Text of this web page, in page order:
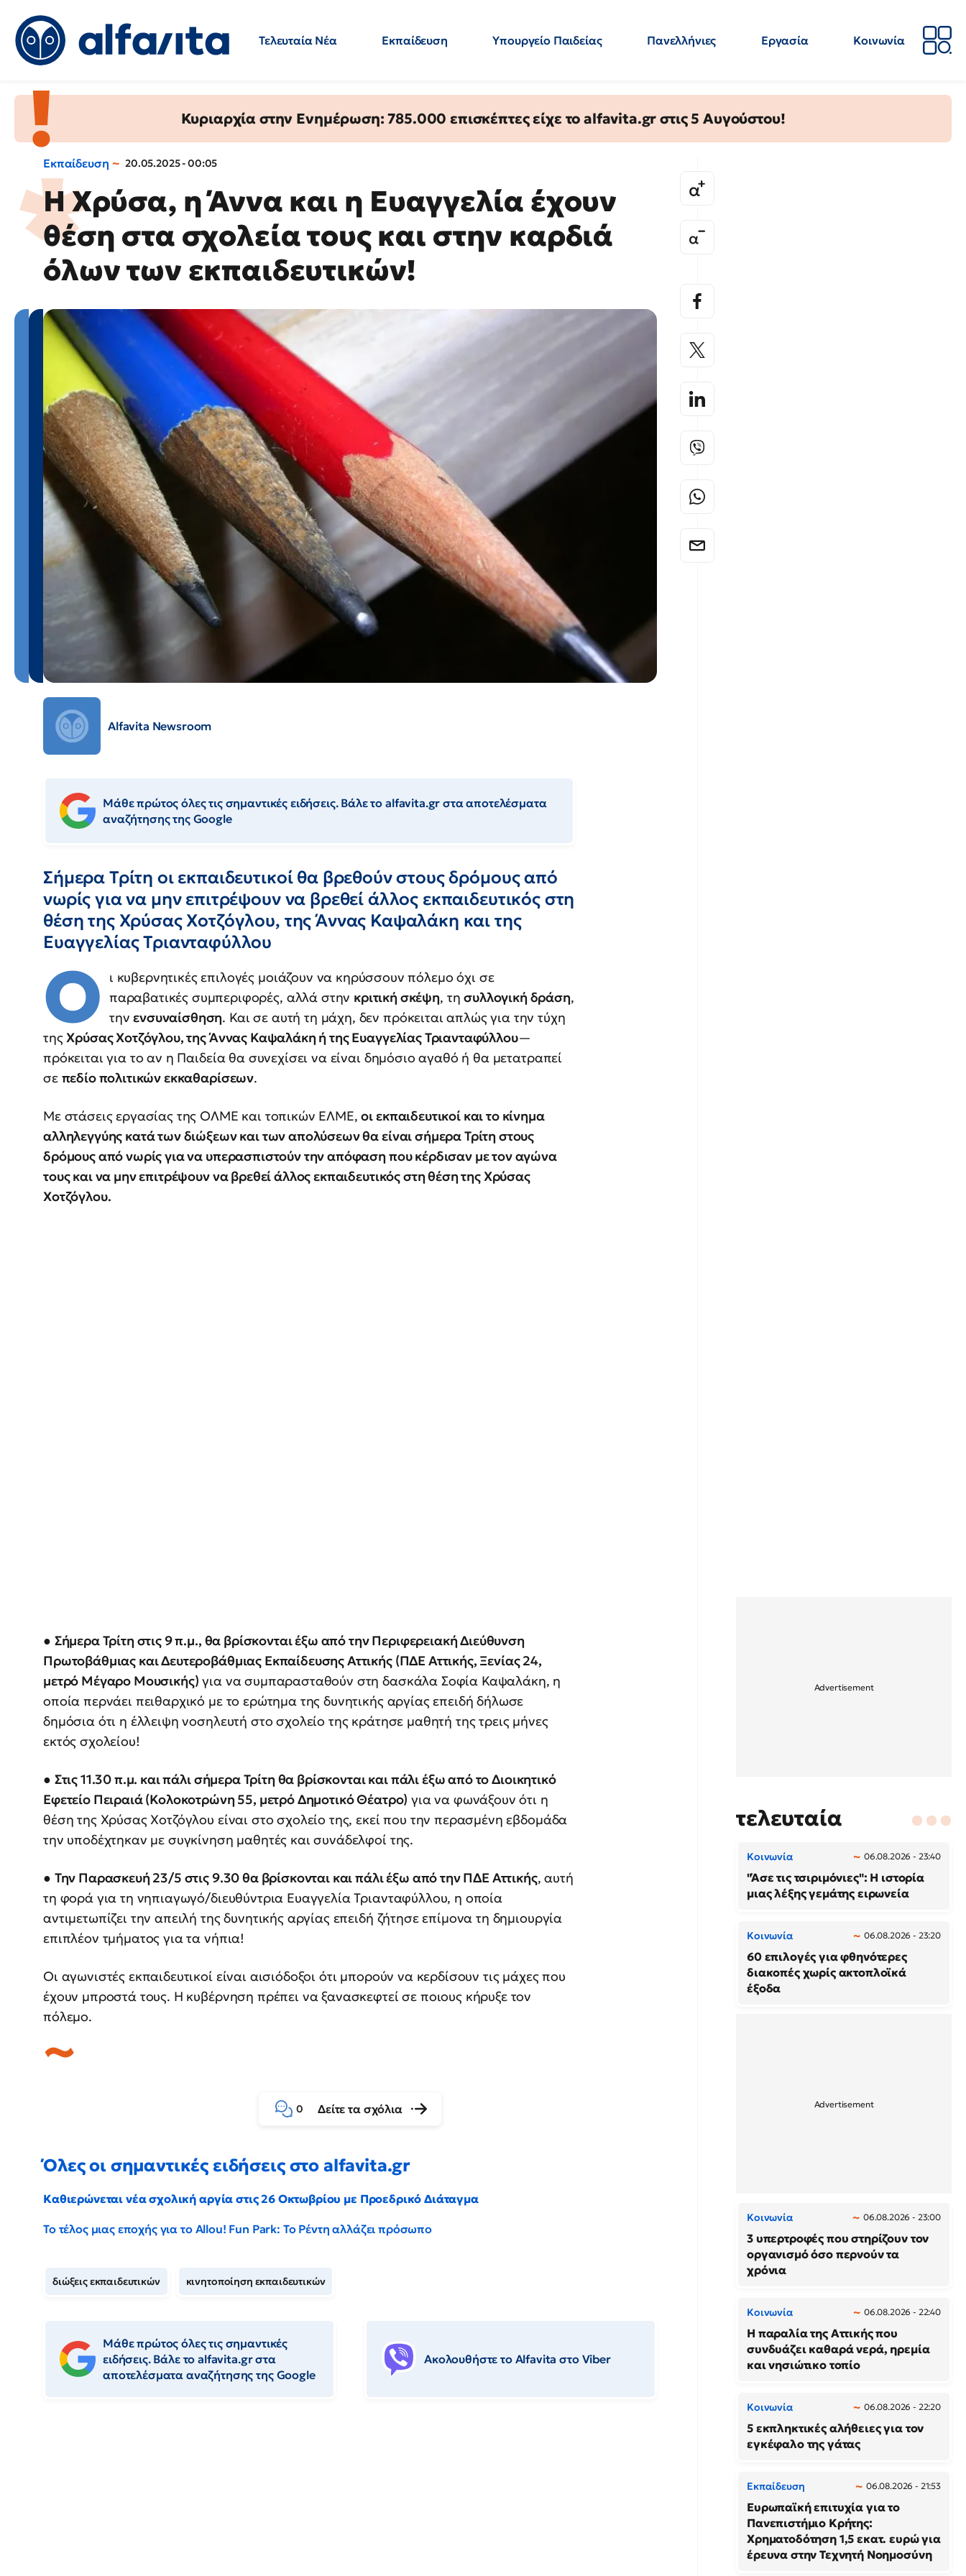
Τελευταία Νέα Εκπαίδευση Υπουργείο Παιδείας Πανελλήνιες Εργασία
Κοινωνία
Κυριαρχία στην Ενημέρωση: 785.000 επισκέπτες είχε το alfavita.gr στις 5 Αυγούστου!
Εκπαίδευση 20.05.2025 - 00:05
Η Χρύσα, η Άννα και η Ευαγγελία έχουν
θέση στα σχολεία τους και στην καρδιά
όλων των εκπαιδευτικών!
Alfavita Newsroom
Μάθε πρώτος όλες τις σημαντικές ειδήσεις. Βάλε το alfavita.gr στα αποτελέσματα
αναζήτησης της Google
Σήμερα Τρίτη οι εκπαιδευτικοί θα βρεθούν στους δρόμους από
νωρίς για να μην επιτρέψουν να βρεθεί άλλος εκπαιδευτικός στη
θέση της Χρύσας Χοτζόγλου, της Άννας Καψαλάκη και της
Ευαγγελίας Τριανταφύλλου
Ο
ι κυβερνητικές επιλογές μοιάζουν να κηρύσσουν πόλεμο όχι σε
παραβατικές συμπεριφορές, αλλά στην κριτική σκέψη, τησυλλογική δράση,
τηνενσυναίσθηση. Και σε αυτή τη μάχη, δεν πρόκειται απλώς για την τύχη
τηςΧρύσας Χοτζόγλου, της Άννας Καψαλάκη ή της Ευαγγελίας Τριανταφύλλου—
πρόκειται για το αν η Παιδεία θα συνεχίσει να είναι δημόσιο αγαθό ή θα μετατραπεί
σε πεδίο πολιτικών εκκαθαρίσεων.
Με στάσεις εργασίας της ΟΛΜΕ και τοπικών ΕΛΜΕ,οι εκπαιδευτικοί και το κίνημα
αλληλεγγύης κατά των διώξεων και των απολύσεων θα είναι σήμερα Τρίτη στους
δρόμους από νωρίς για να υπερασπιστούν την απόφαση που κέρδισαν με τον αγώνα
τους και να μην επιτρέψουν να βρεθεί άλλος εκπαιδευτικός στη θέση της Χρύσας
Χοτζόγλου.
● Σήμερα Τρίτη στις 9 π.μ., θα βρίσκονται έξω από την Περιφερειακή Διεύθυνση
Πρωτοβάθμιας και Δευτεροβάθμιας Εκπαίδευσης Αττικής (ΠΔΕ Αττικής, Ξενίας 24,
μετρό Μέγαρο Μουσικής) για να συμπαρασταθούν στη δασκάλα Σοφία Καψαλάκη, η
οποία περνάει πειθαρχικό με το ερώτημα της δυνητικής αργίας επειδή δήλωσε
δημόσια ότι η έλλειψη νοσηλευτή στο σχολείο της κράτησε μαθητή της τρεις μήνες
εκτός σχολείου!
● Στις 11.30 π.μ. και πάλι σήμερα Τρίτη θα βρίσκονται και πάλι έξω από το Διοικητικό
Εφετείο Πειραιά (Κολοκοτρώνη 55, μετρό Δημοτικό Θέατρο) για να φωνάξουν ότι η
θέση της Χρύσας Χοτζόγλου είναι στο σχολείο της, εκεί που την περασμένη εβδομάδα
την υποδέχτηκαν με συγκίνηση μαθητές και συνάδελφοί της.
● Την Παρασκευή 23/5 στις 9.30 θα βρίσκονται και πάλι έξω από την ΠΔΕ Αττικής, αυτή
τη φορά για τη νηπιαγωγό/διευθύντρια Ευαγγελία Τριανταφύλλου, η οποία
αντιμετωπίζει την απειλή της δυνητικής αργίας επειδή ζήτησε επίμονα τη δημιουργία
επιπλέον τμήματος για τα νήπια!
Οι αγωνιστές εκπαιδευτικοί είναι αισιόδοξοι ότι μπορούν να κερδίσουν τις μάχες που
έχουν μπροστά τους. Η κυβέρνηση πρέπει να ξανασκεφτεί σε ποιους κήρυξε τον
πόλεμο.
0 Δείτε τα σχόλια
Όλες οι σημαντικές ειδήσεις στο alfavita.gr
Καθιερώνεται νέα σχολική αργία στις 26 Οκτωβρίου με Προεδρικό Διάταγμα
Το τέλος μιας εποχής για το Allou! Fun Park: Το Ρέντη αλλάζει πρόσωπο
διώξεις εκπαιδευτικών κινητοποίηση εκπαιδευτικών
Μάθε πρώτος όλες τις σημαντικές
ειδήσεις. Βάλε το alfavita.gr στα
αποτελέσματα αναζήτησης της Google
Ακολουθήστε το Αlfavita στο Viber
τελευταία
Κοινωνία 06.08.2026 - 23:40
"Άσε τις τσιριμόνιες": Η ιστορία
μιας λέξης γεμάτης ειρωνεία
Κοινωνία 06.08.2026 - 23:20
60 επιλογές για φθηνότερες
διακοπές χωρίς ακτοπλοϊκά
έξοδα
Κοινωνία 06.08.2026 - 23:00
3 υπερτροφές που στηρίζουν τον
οργανισμό όσο περνούν τα
χρόνια
Κοινωνία 06.08.2026 - 22:40
Η παραλία της Αττικής που
συνδυάζει καθαρά νερά, ηρεμία
και νησιώτικο τοπίο
Κοινωνία 06.08.2026 - 22:20
5 εκπληκτικές αλήθειες για τον
εγκέφαλο της γάτας
Εκπαίδευση 06.08.2026 - 21:53
Ευρωπαϊκή επιτυχία για το
Πανεπιστήμιο Κρήτης:
Χρηματοδότηση 1,5 εκατ. ευρώ για
έρευνα στην Τεχνητή Νοημοσύνη